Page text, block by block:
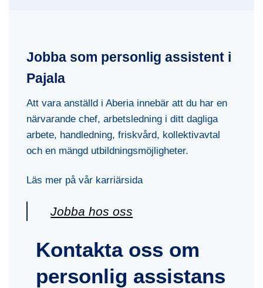
Jobba som personlig assistent i
Pajala
Att vara anställd i Aberia innebär att du har en
närvarande chef, arbetsledning i ditt dagliga
arbete, handledning, friskvård, kollektivavtal
och en mängd utbildningsmöjligheter.
Läs mer på vår karriärsida
Jobba hos oss
Kontakta oss om
personlig assistans